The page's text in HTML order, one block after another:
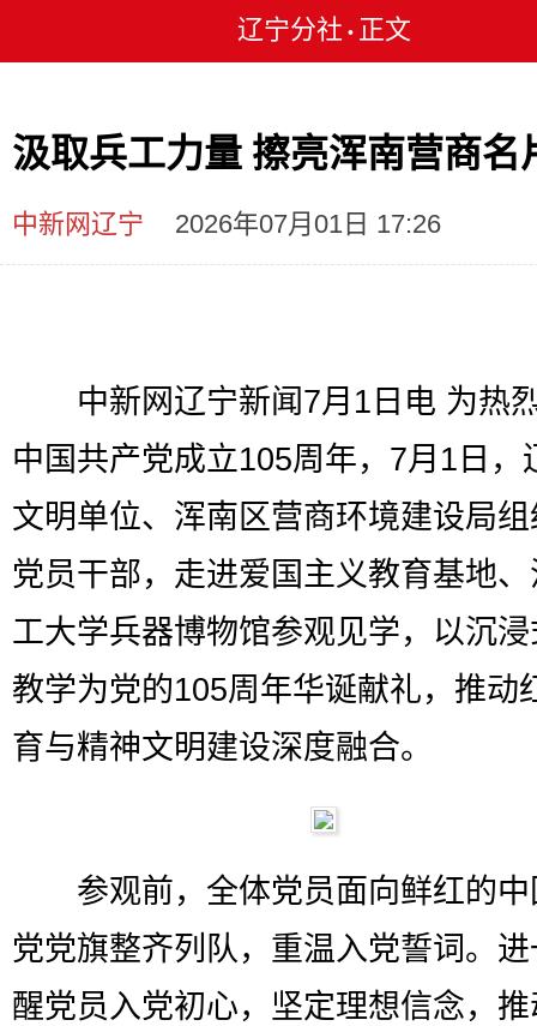
辽宁分社 • 正文
汲取兵工力量 擦亮浑南营商名
中新网辽宁 2026年07月01日 17:26
中新网辽宁新闻7月1日电 为热
中国共产党成立105周年，7月1日，
文明单位、浑南区营商环境建设局
党员干部，走进爱国主义教育基地
工大学兵器博物馆参观见学，以沉
教学为党的105周年华诞献礼，推动
育与精神文明建设深度融合。
参观前，全体党员面向鲜红的中
党党旗整齐列队，重温入党誓词。
醒党员入党初心，坚定理想信念，